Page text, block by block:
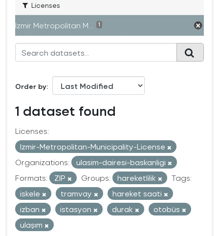
Licenses
Izmir Metropolitan M... 1
Order by
1 dataset found
Licenses:
Izmir-Metropolitan-Municipality-License
Organizations:
ulasim-dairesi-baskanligi
Formats:
ZIP Groups: hareketlilik
Tags:
iskele
tramvay
hareket saati
izban
istasyon durak
otobüs
ulaşım